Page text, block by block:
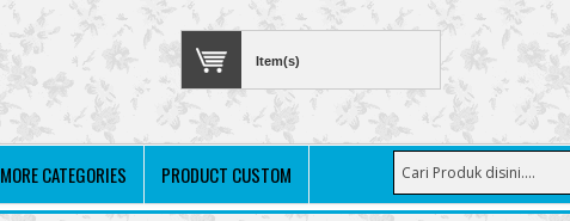
Item(s)
MORE CATEGORIES PRODUCT CUSTOM